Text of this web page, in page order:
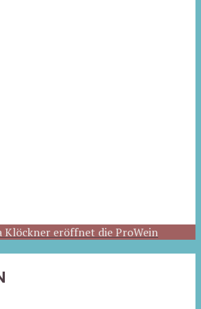
eröffnet die ProWein